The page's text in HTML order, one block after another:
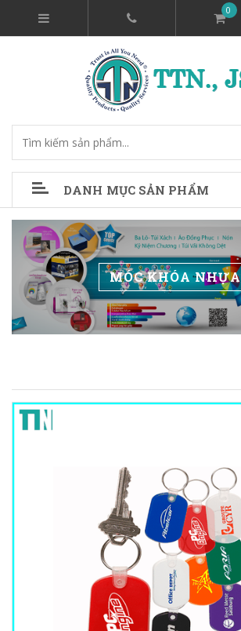
0
DANH MỤC SẢN PHẨM
MÓC KHÓA NHỰA